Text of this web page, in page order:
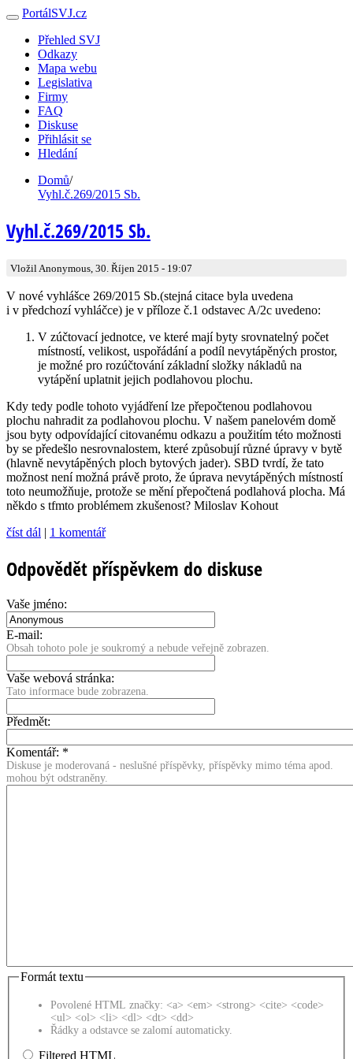
PortálSVJ.cz
Přehled SVJ
Odkazy
Mapa webu
Legislativa
Firmy
FAQ
Diskuse
Přihlásit se
Hledání
Domů/
Vyhl.č.269/2015 Sb.
Vyhl.č.269/2015 Sb.
Vložil Anonymous, 30. Říjen 2015 - 19:07
V nové vyhlášce 269/2015 Sb.(stejná citace byla uvedena
i v předchozí vyhláčce) je v příloze č.1 odstavec A/2c uvedeno:
V zúčtovací jednotce, ve které mají byty srovnatelný počet
místností, velikost, uspořádání a podíl nevytápěných prostor,
je možné pro rozúčtování základní složky nákladů na
vytápění uplatnit jejich podlahovou plochu.
Kdy tedy podle tohoto vyjádření lze přepočtenou podlahovou
plochu nahradit za podlahovou plochu. V našem panelovém domě
jsou byty odpovídající citovanému odkazu a použitím této možnosti
by se předešlo nesrovnalostem, které způsobují různé úpravy v bytě
(hlavně nevytápěných ploch bytových jader). SBD tvrdí, že tato
možnost není možná právě proto, že úprava nevytápěných místností
toto neumožňuje, protože se mění přepočtená podlahová plocha. Má
někdo s tfmto problémem zkušenost? Miloslav Kohout
číst dál | 1 komentář
Odpovědět příspěvkem do diskuse
Vaše jméno:
E-mail:
Obsah tohoto pole je soukromý a nebude veřejně zobrazen.
Vaše webová stránka:
Tato informace bude zobrazena.
Předmět:
Komentář: *
Diskuse je moderovaná - neslušné příspěvky, příspěvky mimo téma apod.
mohou být odstraněny.
Formát textu
Povolené HTML značky: <a> <em> <strong> <cite> <code>
<ul> <ol> <li> <dl> <dt> <dd>
Řádky a odstavce se zalomí automaticky.
Filtered HTML